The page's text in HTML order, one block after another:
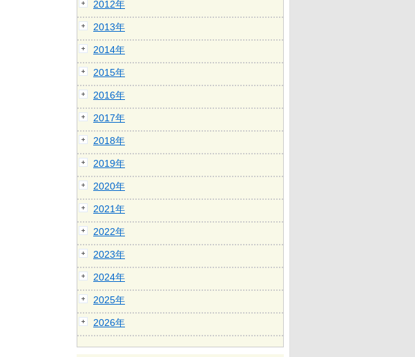
2012年
2013年
2014年
2015年
2016年
2017年
2018年
2019年
2020年
2021年
2022年
2023年
2024年
2025年
2026年